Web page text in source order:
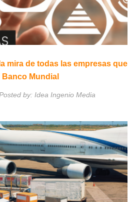
mira de todas las empresas que
Mundial
by: Idea Ingenio Media